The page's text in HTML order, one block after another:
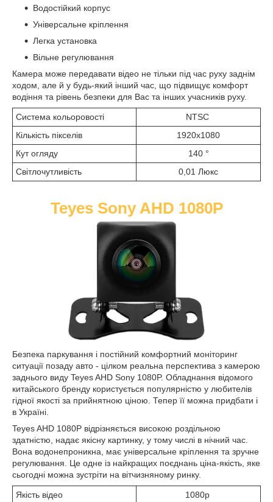
Водостійкий корпус
Універсальне кріплення
Легка установка
Вільне регулювання
Камера може передавати відео не тільки під час руху заднім
ходом, але й у будь-який інший час, що підвищує комфорт
водіння та рівень безпеки для Вас та інших учасників руху.
Система кольоровості
NTSC
Кількість пікселів
1920х1080
Кут огляду
140 °
Світлочутливість
0,01 Люкс
Teyes Sony AHD 1080P
Безпека паркування і постійний комфортний моніторинг
ситуації позаду авто - цілком реальна перспектива з камерою
заднього виду Teyes AHD Sony 1080P. Обладнання відомого
китайського бренду користується популярністю у любителів
гідної якості за прийнятною ціною. Тепер її можна придбати і
в Україні.
Teyes AHD 1080P відрізняється високою роздільною
здатністю, надає якісну картинку, у тому числі в нічний час.
Вона водонепроникна, має універсальне кріплення та зручне
регулювання. Це одне із найкращих поєднань ціна-якість, яке
сьогодні можна зустріти на вітчизняному ринку.
Якість відео
1080p